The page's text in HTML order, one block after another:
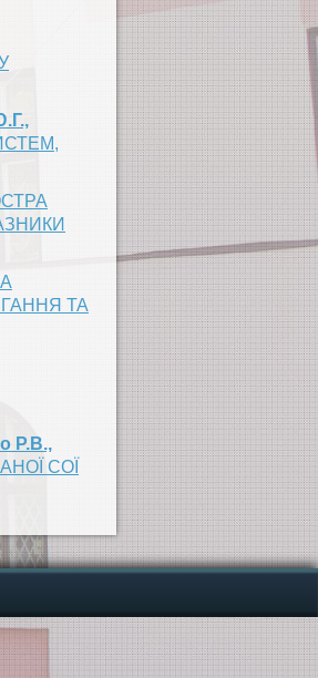
ТА
Р.В.,
СОЇ